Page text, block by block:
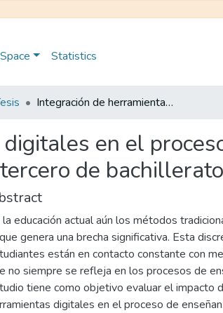
Statistics
Integración de herramientas digitales en el proceso de aprendizaje de lengua y literatura de estudiantes de tercero de bachillerato
en el
de bachillerato
la educación actual aún los métodos
genera una brecha significativa. Esta
están en contacto constante con
no siempre se refleja en los procesos de
tiene como objetivo evaluar el impacto
digitales en el proceso de